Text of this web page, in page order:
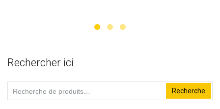
Rechercher ici
Recherche
pour :
Recherche